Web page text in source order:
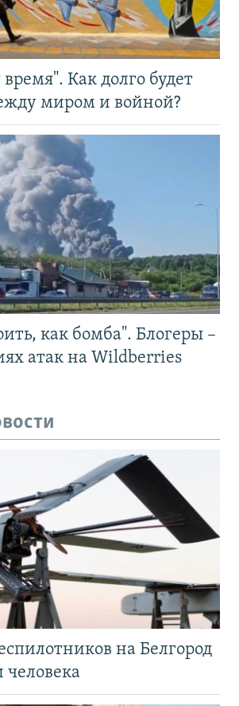
Как долго будет
миром и войной?
как бомба". Блогеры –
атак на Wildberries
на Белгород
человека